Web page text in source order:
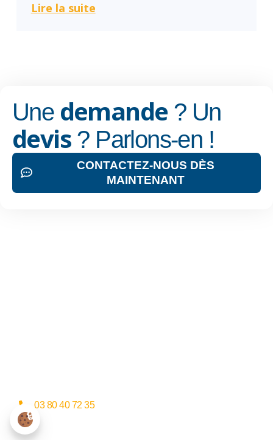
Lire la suite
Une demande ? Un
devis ? Parlons-en !
CONTACTEZ-NOUS DÈS
MAINTENANT
03 80 40 72 35